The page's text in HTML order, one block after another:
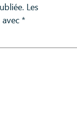
Les
*